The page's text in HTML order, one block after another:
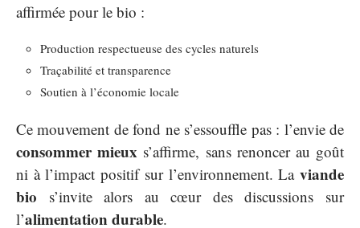
affirmée pour le bio :
Production respectueuse des cycles naturels
Traçabilité et transparence
Soutien à l’économie locale
Ce mouvement de fond ne s’essouffle pas : l’envie de
consommer mieux s’affirme, sans renoncer au goût
ni à l’impact positif sur l’environnement. La viande
bio s’invite alors au cœur des discussions sur
l’alimentation durable.